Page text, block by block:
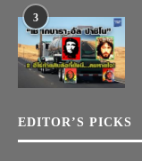
3
EDITOR’S PICKS